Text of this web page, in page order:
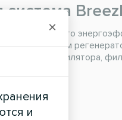
- это
шестигранным
вентилятора,
м3/ч
×
и